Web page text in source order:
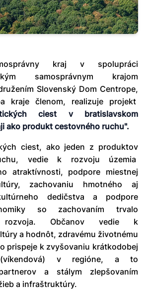
kraj v spolupráci
samosprávnym krajom
Slovenský Dom Centrope,
kraje členom, realizuje projekt
ciest v bratislavskom
ako produkt cestovného ruchu".
ciest, ako jeden z produktov
vedie k rozvoju územia
atraktívnosti, podpore miestnej
zachovaniu hmotného aj
dedičstva a podpore
so zachovaním trvalo
rozvoja. Občanov vedie k
a hodnôt, zdravému životnému
prispeje k zvyšovaniu krátkodobej
(víkendová) v regióne, a to
a stálym zlepšovaním
a infraštruktúry.